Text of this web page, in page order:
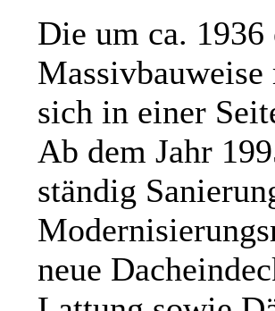
Die um ca.
sich in einer
Ab dem Jahr
ständig
neue